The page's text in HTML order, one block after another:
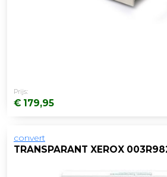
Prijs:
€ 179,95
convert